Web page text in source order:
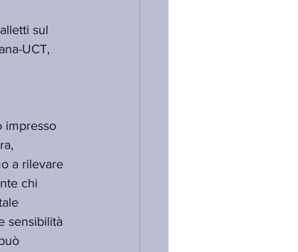
sul
UCT,
impresso
a rilevare
chi
sensibilità